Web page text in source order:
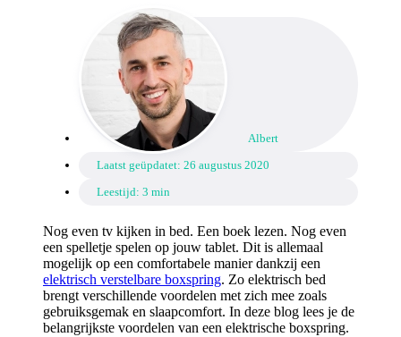
Albert
Laatst geüpdatet: 26 augustus 2020
Leestijd: 3 min
Nog even tv kijken in bed. Een boek lezen. Nog even
een spelletje spelen op jouw tablet. Dit is allemaal
mogelijk op een comfortabele manier dankzij een
elektrisch verstelbare boxspring. Zo elektrisch bed
brengt verschillende voordelen met zich mee zoals
gebruiksgemak en slaapcomfort. In deze blog lees je de
belangrijkste voordelen van een elektrische boxspring.